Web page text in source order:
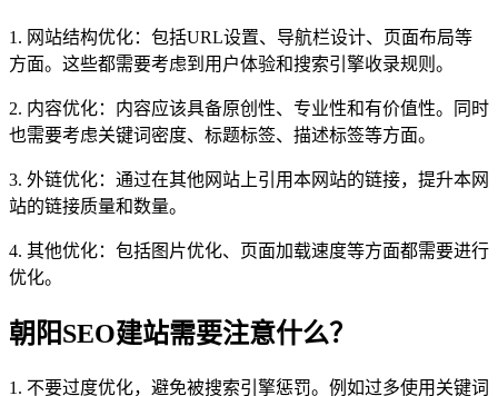
1. 网站结构优化：包括URL设置、导航栏设计、页面布局等
方面。这些都需要考虑到用户体验和搜索引擎收录规则。
2. 内容优化：内容应该具备原创性、专业性和有价值性。同时
也需要考虑关键词密度、标题标签、描述标签等方面。
3. 外链优化：通过在其他网站上引用本网站的链接，提升本网
站的链接质量和数量。
4. 其他优化：包括图片优化、页面加载速度等方面都需要进行
优化。
朝阳SEO建站需要注意什么？
1. 不要过度优化，避免被搜索引擎惩罚。例如过多使用关键词